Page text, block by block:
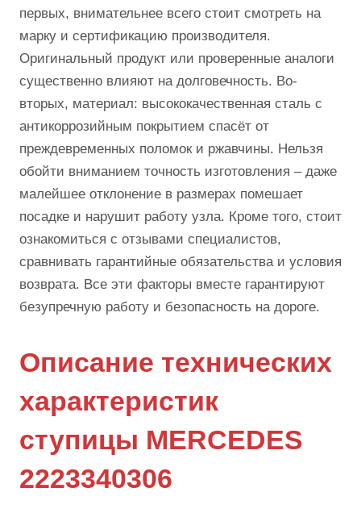
первых, внимательнее всего стоит смотреть на
марку и сертификацию производителя.
Оригинальный продукт или проверенные аналоги
существенно влияют на долговечность. Во-
вторых, материал: высококачественная сталь с
антикоррозийным покрытием спасёт от
преждевременных поломок и ржавчины. Нельзя
обойти вниманием точность изготовления – даже
малейшее отклонение в размерах помешает
посадке и нарушит работу узла. Кроме того, стоит
ознакомиться с отзывами специалистов,
сравнивать гарантийные обязательства и условия
возврата. Все эти факторы вместе гарантируют
безупречную работу и безопасность на дороге.
Описание технических
характеристик
ступицы MERCEDES
2223340306